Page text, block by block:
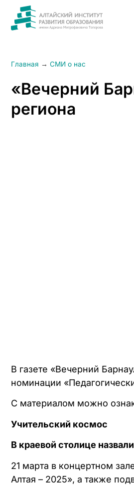
Главная → СМИ о нас
«Вечерний
региона
В газете «Вечерний
номинации
С материалом можно
Учительский космос
В краевой столице
21 марта в концертном
Алтая – 2025», а также